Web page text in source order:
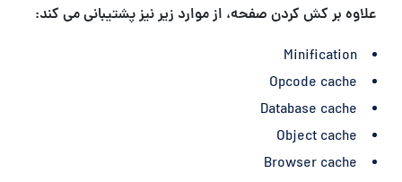
علاوه بر کش کردن صفحه، از موارد زیر نیز پشتیبانی می کند:
Minification
Opcode cache
Database cache
Object cache
Browser cache